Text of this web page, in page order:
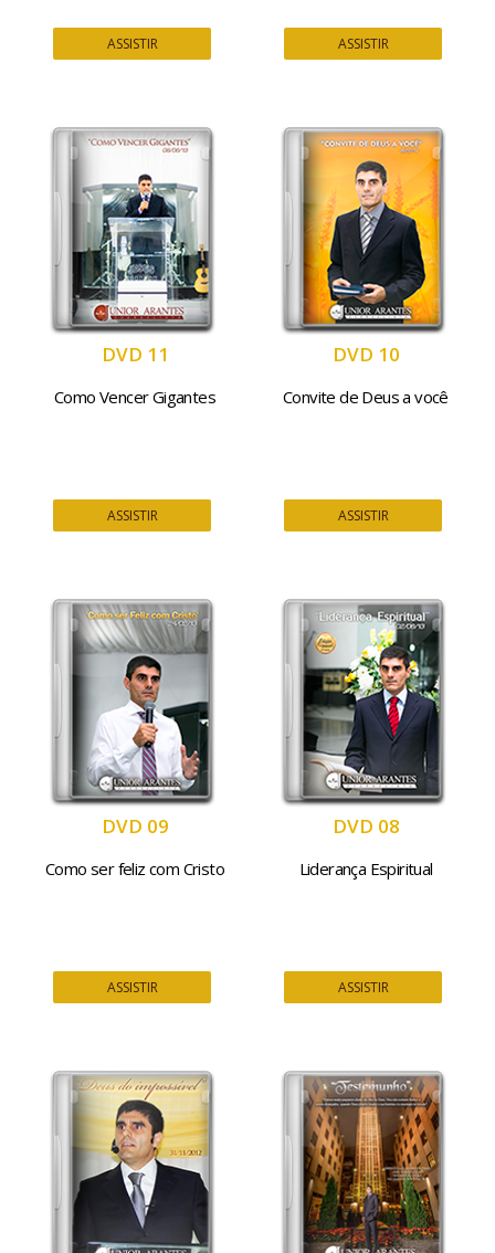
ASSISTIR ASSISTIR
DVD 11
Como Vencer Gigantes
ASSISTIR
DVD 10
Convite de Deus a você
ASSISTIR
DVD 09
Como ser feliz com Cristo
ASSISTIR
DVD 08
Liderança Espiritual
ASSISTIR